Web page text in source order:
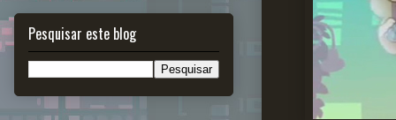
Pesquisar este blog